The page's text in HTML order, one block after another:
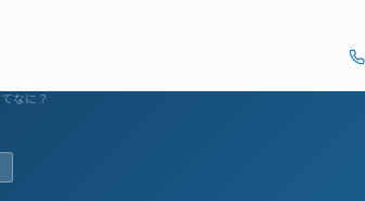
めての方 よくある質問 コラム 会社概要 監修者
なに？